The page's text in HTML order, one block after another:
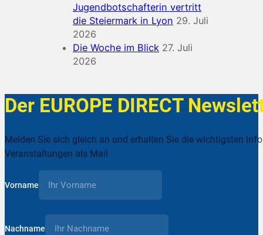
Jugendbotschafterin vertritt
die Steiermark in Lyon 29. Juli
2026
Die Woche im Blick 27. Juli
2026
Der EUROPE DIRECT
Melden Sie sich gleich an und erhalten Sie die wichtigsten
Veranstaltungen als Mail
Vorname
Nachname